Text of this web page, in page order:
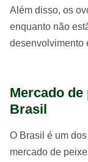
Além disso, os
enquanto não
desenvolvimento
Mercado de
Brasil
O Brasil é um
mercado de